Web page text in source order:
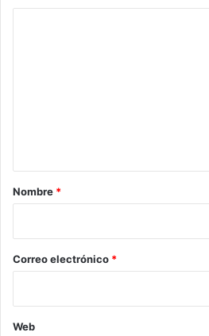
r
*
Nombre *
Correo electrónico *
Web